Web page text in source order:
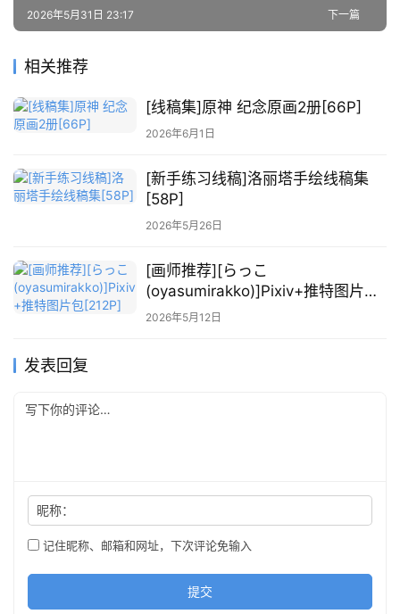
萌
图
库
于
本
下一篇
2026年5月31日 23:17
相关推荐
[线稿集]原神 纪念原画2册[66P]
2026年6月1日
[新手练习线稿]洛丽塔手绘线稿集
[58P]
2026年5月26日
[画师推荐][らっこ
(oyasumirakko)]Pixiv+推特图片包
[212P]
2026年5月12日
发表回复
昵称：
记住昵称、邮箱和网址，下次评论免输入
提交